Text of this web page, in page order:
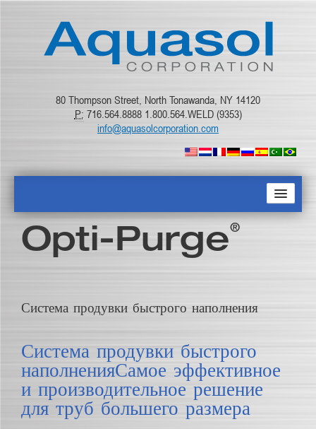
80 Thompson Street, North Tonawanda, NY 14120
P: 716.564.8888 1.800.564.WELD (9353)
info@aquasolcorporation.com
ГЛАВНАЯ
ПРОДУКТЫ
НОВОСТИ И СОБЫТИЯ
РЕСУРСНЫЙ ЦЕНТР
ОБРАТНАЯ СВЯЗЬ
Opti-Purge®
Система продувки быстрого наполнения
Система продувки быстрого
наполненияСамое эффективное
и производительное решение
для труб большего размера